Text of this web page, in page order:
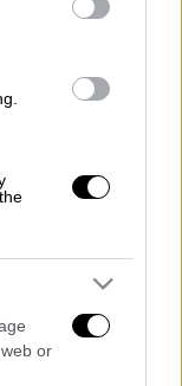
or
ενός
καθώς
σημείο
το Mega, οι
τα
δυνατόν να
κίνηση,
κάποιο